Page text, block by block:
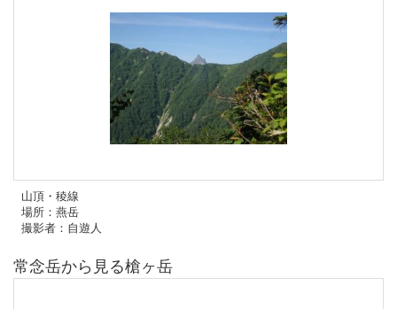
山頂・稜線
場所：燕岳
撮影者：自遊人
常念岳から見る槍ヶ岳